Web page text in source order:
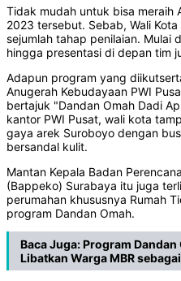
Tidak mudah untuk bisa meraih
2023 tersebut. Sebab, Wali
sejumlah tahap penilaian. Mulai
hingga presentasi di depan tim
Adapun program yang
Anugerah Kebudayaan PWI
bertajuk "Dandan Omah Dadi
kantor PWI Pusat, wali kota
gaya arek Suroboyo dengan
bersandal kulit.
Mantan Kepala Badan
(Bappeko) Surabaya itu juga
perumahan khususnya Rumah
program Dandan Omah.
Baca Juga:Program Dandan
Libatkan Warga MBR